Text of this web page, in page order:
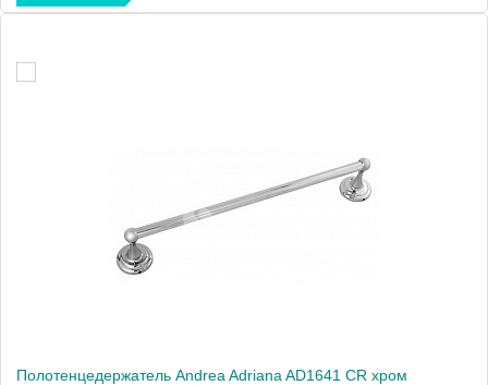
Полотенцедержатель Andrea Adriana AD1641 CR хром